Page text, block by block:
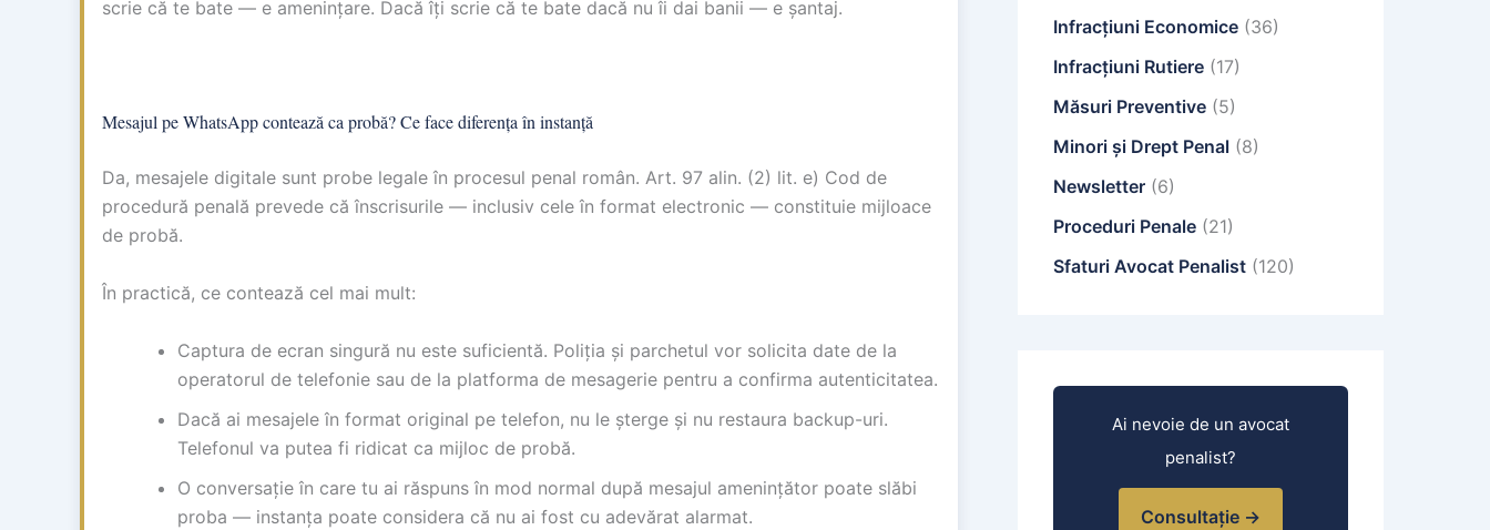
scrie că te bate — e amenințare. Dacă îți scrie că te bate dacă nu îi dai banii — e șantaj.
Mesajul pe WhatsApp contează ca probă? Ce face diferența în instanță
Da, mesajele digitale sunt probe legale în procesul penal român. Art. 97 alin. (2) lit. e) Cod de
procedură penală prevede că înscrisurile — inclusiv cele în format electronic — constituie mijloace
de probă.
În practică, ce contează cel mai mult:
Captura de ecran singură nu este suficientă. Poliția și parchetul vor solicita date de la
operatorul de telefonie sau de la platforma de mesagerie pentru a confirma autenticitatea.
Dacă ai mesajele în format original pe telefon, nu le șterge și nu restaura backup-uri.
Telefonul va putea fi ridicat ca mijloc de probă.
O conversație în care tu ai răspuns în mod normal după mesajul amenințător poate slăbi
proba — instanța poate considera că nu ai fost cu adevărat alarmat.
Infracțiuni Economice (36)
Infracțiuni Rutiere (17)
Măsuri Preventive (5)
Minori și Drept Penal (8)
Newsletter (6)
Proceduri Penale (21)
Sfaturi Avocat Penalist (120)
Ai nevoie de un avocat
penalist?
Consultație →